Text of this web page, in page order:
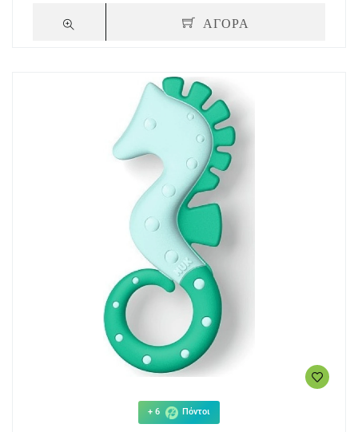
ΑΓΟΡΑ
+ 6 Πόντοι